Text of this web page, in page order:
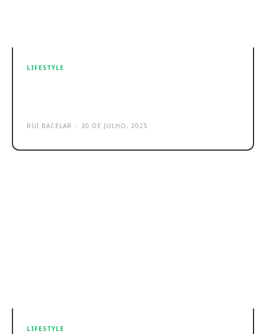
LIFESTYLE
RUI BACELAR - 30 DE JULHO, 2025
LIFESTYLE